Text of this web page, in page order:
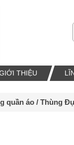
THIỆU
quần áo / Thùng